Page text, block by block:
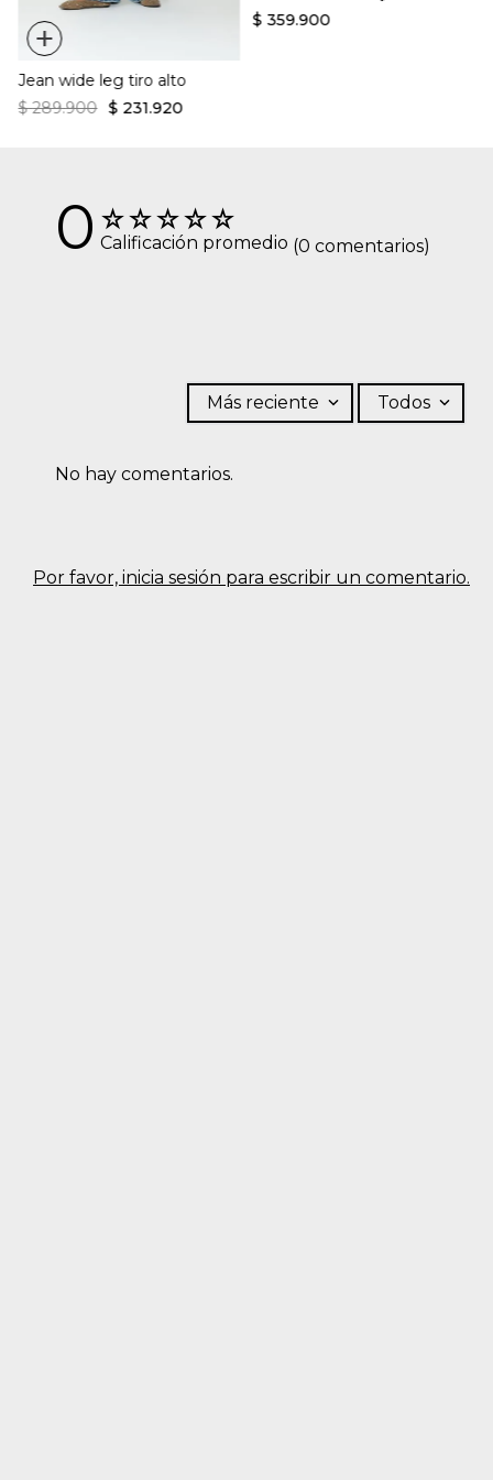
+
Jean wide leg tiro alto
$ 289.900 $ 231.920
$ 359.900
☆☆☆☆☆
0 Calificación promedio (0 comentarios)
Por favor, inicia sesión para escribir un comentario.
Más reciente Todos
No hay comentarios.